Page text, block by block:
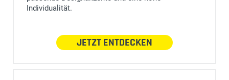
Individualität.
JETZT ENTDECKEN